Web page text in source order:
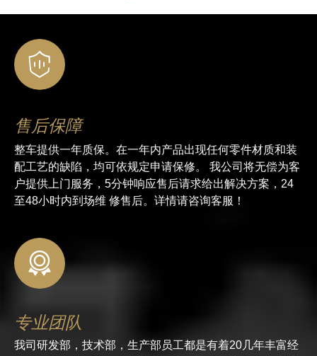
售后保障
整车提供一年质保。在一年内产品出现任何零件材质和装
配工艺的缺陷，均可依规定申请保修。 我公司将无偿为客
户提供上门服务，5分钟响应售后请求给出解决方案，24
至48小时内到场维 修售后。详情请咨询客服！
专业团队
我司研发部，技术部，生产部员工都是有着20几年丰富经